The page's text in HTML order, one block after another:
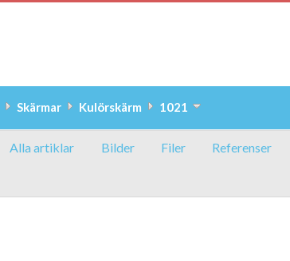
Skärmar Kulörskärm 1021
Alla artiklar Bilder Filer Referenser